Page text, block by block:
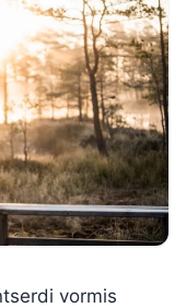
vormis